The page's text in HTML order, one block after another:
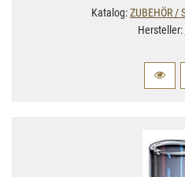
Katalog:ZUBEHÖR /
Hersteller: